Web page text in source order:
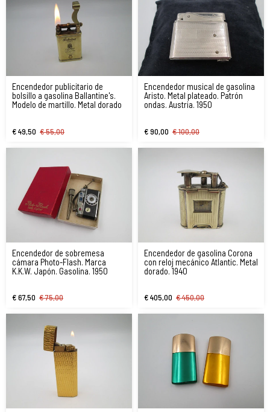
Encendedor publicitario de
bolsillo a gasolina Ballantine's.
Modelo de martillo. Metal dorado
€ 49,50 € 55,00
Encendedor musical de gasolina
Aristo. Metal plateado. Patrón
ondas. Austria. 1950
€ 90,00 € 100,00
Encendedor de sobremesa
cámara Photo-Flash. Marca
K.K.W. Japón. Gasolina. 1950
€ 67,50 € 75,00
Encendedor de gasolina Corona
con reloj mecánico Atlantic. Metal
dorado. 1940
€ 405,00 € 450,00